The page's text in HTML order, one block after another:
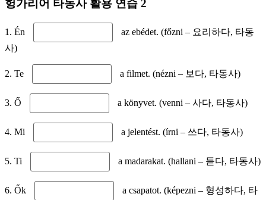
헝가리어 타동사 활용 연습 2
1. Én
az ebédet. (főzni – 요리하다, 타동
사)
2. Te a filmet. (nézni – 보다, 타동사)
3. Ő a könyvet. (venni – 사다, 타동사)
4. Mi a jelentést. (írni – 쓰다, 타동사)
5. Ti a madarakat. (hallani – 듣다, 타동사)
6. Ők
a csapatot. (képezni – 형성하다, 타